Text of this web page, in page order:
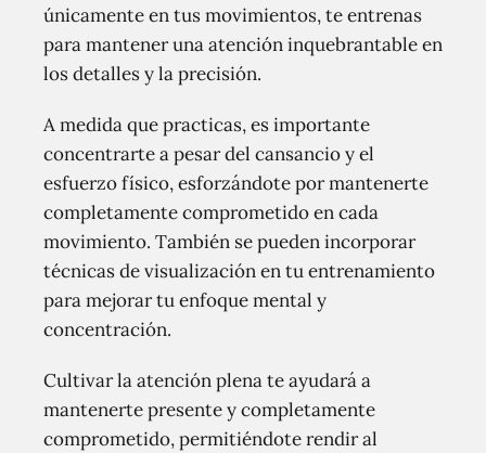
únicamente en tus movimientos, te entrenas
para mantener una atención inquebrantable en
los detalles y la precisión.
A medida que practicas, es importante
concentrarte a pesar del cansancio y el
esfuerzo físico, esforzándote por mantenerte
completamente comprometido en cada
movimiento. También se pueden incorporar
técnicas de visualización en tu entrenamiento
para mejorar tu enfoque mental y
concentración.
Cultivar la atención plena te ayudará a
mantenerte presente y completamente
comprometido, permitiéndote rendir al